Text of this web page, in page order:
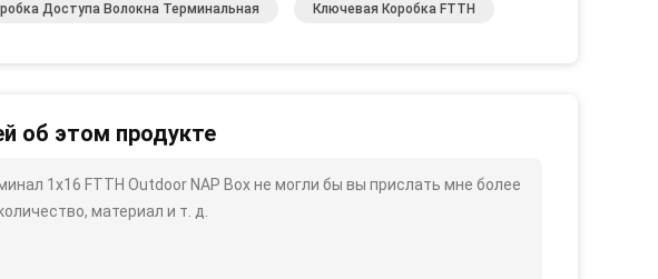
Доступа Волокна Терминальная Ключевая Коробка FTTH
об этом продукте
1x16 FTTH Outdoor NAP Box не могли бы вы прислать мне более
материал и т. д.